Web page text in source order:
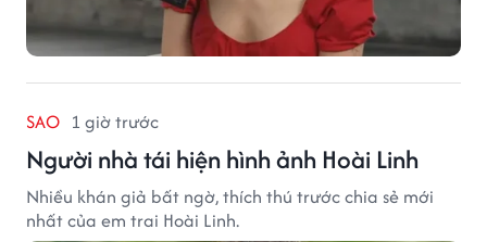
SAO 1 giờ trước
Người nhà tái hiện hình ảnh Hoài Linh
Nhiều khán giả bất ngờ, thích thú trước chia sẻ mới
nhất của em trai Hoài Linh.